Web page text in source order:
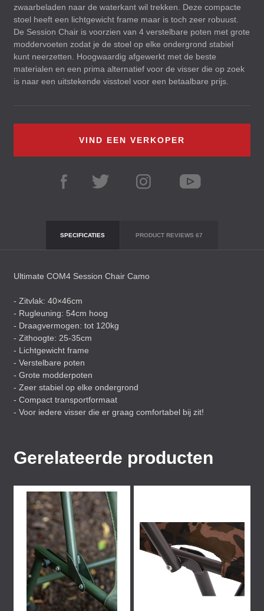
zwaarbeladen naar de waterkant wil trekken. Deze compacte
stoel heeft een lichtgewicht frame maar is toch zeer robuust.
De Session Chair is voorzien van 4 verstelbare poten met grote
moddervoeten zodat je de stoel op elke ondergrond stabiel
kunt neerzetten. Hoogwaardig afgewerkt met de beste
materialen en een prima alternatief voor de visser die op zoek
is naar een uitstekende visstoel voor een betaalbare prijs.
VIND EEN VERKOPER
SPECIFICATIES PRODUCT REVIEWS 67
Ultimate COM4 Session Chair Camo
- Zitvlak: 40×46cm
- Rugleuning: 54cm hoog
- Draagvermogen: tot 120kg
- Zithoogte: 25-35cm
- Lichtgewicht frame
- Verstelbare poten
- Grote modderpoten
- Zeer stabiel op elke ondergrond
- Compact transportformaat
- Voor iedere visser die er graag comfortabel bij zit!
Gerelateerde producten